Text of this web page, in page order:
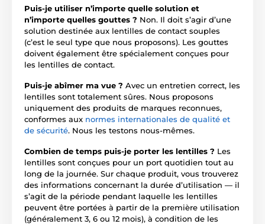
Puis-je utiliser n’importe quelle solution et
n’importe quelles gouttes ? Non. Il doit s’agir d’une
solution destinée aux lentilles de contact souples
(c’est le seul type que nous proposons). Les gouttes
doivent également être spécialement conçues pour
les lentilles de contact.
Puis-je abîmer ma vue ? Avec un entretien correct, les
lentilles sont totalement sûres. Nous proposons
uniquement des produits de marques reconnues,
conformes aux normes internationales de qualité et
de sécurité. Nous les testons nous-mêmes.
Combien de temps puis-je porter les lentilles ? Les
lentilles sont conçues pour un port quotidien tout au
long de la journée. Sur chaque produit, vous trouverez
des informations concernant la durée d’utilisation — il
s’agit de la période pendant laquelle les lentilles
peuvent être portées à partir de la première utilisation
(généralement 3, 6 ou 12 mois), à condition de les